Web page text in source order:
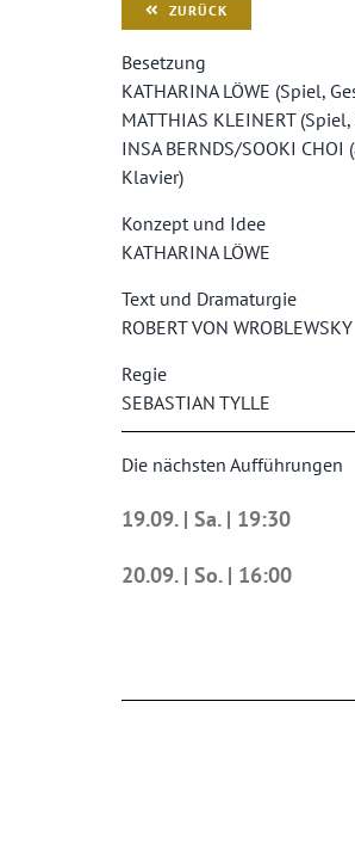
ZURÜCK
Besetzung
KATHARINA LÖWE (Spiel,
MATTHIAS KLEINERT
INSA BERNDS/SOOKI
Klavier)
Konzept und Idee
KATHARINA LÖWE
Text und Dramaturgie
ROBERT VON WROBLEWSKY
Regie
SEBASTIAN TYLLE
Die nächsten Aufführungen
19.09. | Sa. | 19:30
20.09. | So. | 16:00